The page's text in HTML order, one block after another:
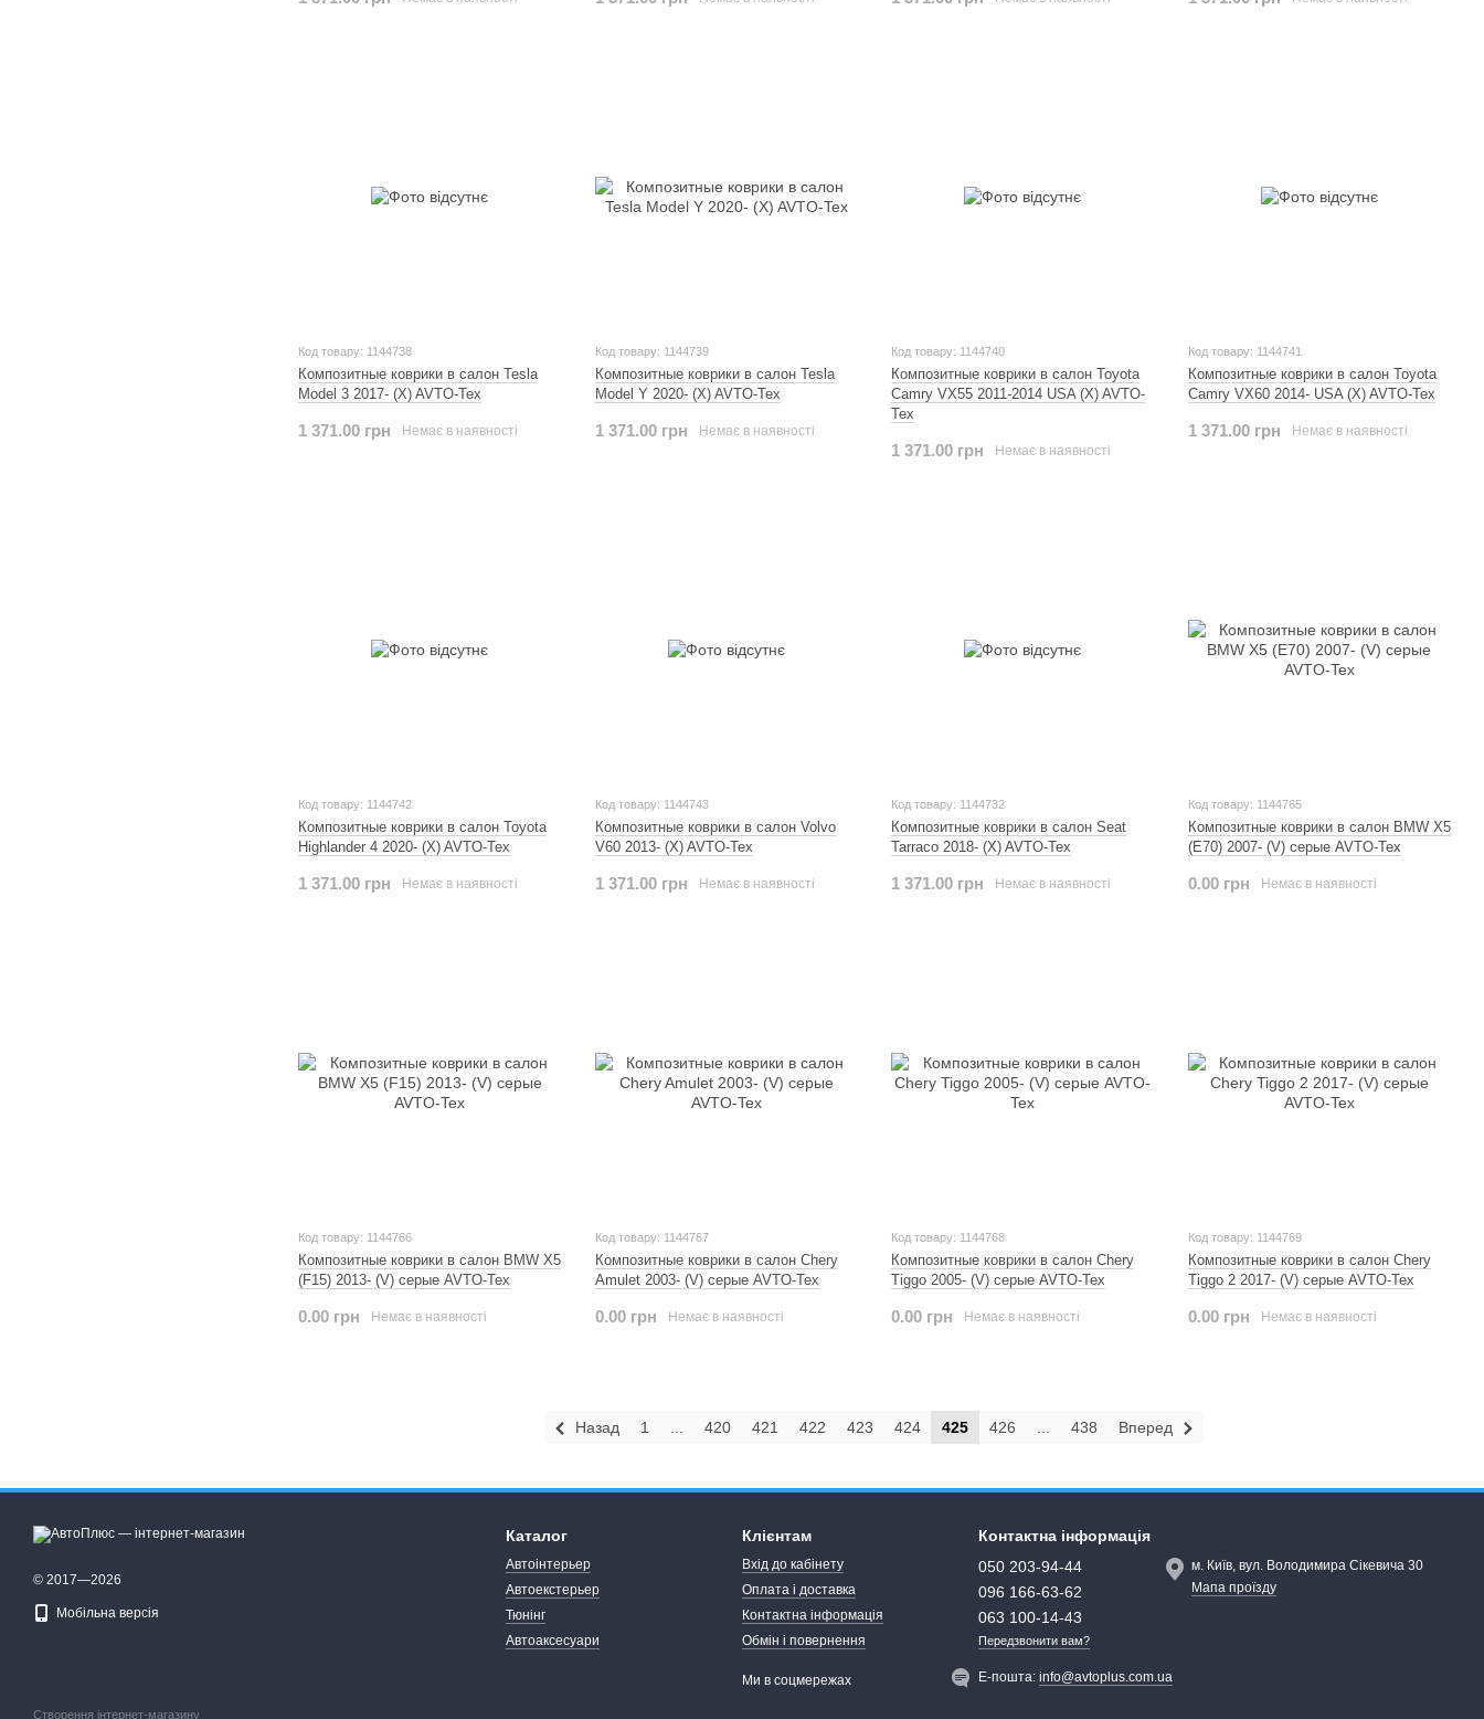
Код товару: 1144738
Композитные коврики в салон Tesla
Model 3 2017- (X) AVTO-Tex
1 371.00 грн Немає в наявності
Код товару: 1144739
Композитные коврики в салон Tesla
Model Y 2020- (X) AVTO-Tex
1 371.00 грн Немає в наявності
Код товару: 1144740
Композитные коврики в салон Toyota
Camry VX55 2011-2014 USA (X) AVTO-
Tex
1 371.00 грн Немає в наявності
Код товару: 1144741
Композитные коврики в салон Toyota
Camry VX60 2014- USA (X) AVTO-Tex
1 371.00 грн Немає в наявності
Код товару: 1144742
Композитные коврики в салон Toyota
Highlander 4 2020- (X) AVTO-Tex
1 371.00 грн Немає в наявності
Код товару: 1144743
Композитные коврики в салон Volvo
V60 2013- (X) AVTO-Tex
1 371.00 грн Немає в наявності
Код товару: 1144732
Композитные коврики в салон Seat
Tarraco 2018- (X) AVTO-Tex
1 371.00 грн Немає в наявності
Код товару: 1144765
Композитные коврики в салон BMW X5
(E70) 2007- (V) серые AVTO-Tex
0.00 грн Немає в наявності
Код товару: 1144766
Композитные коврики в салон BMW X5
(F15) 2013- (V) серые AVTO-Tex
0.00 грн Немає в наявності
Код товару: 1144767
Композитные коврики в салон Chery
Amulet 2003- (V) серые AVTO-Tex
0.00 грн Немає в наявності
Код товару: 1144768
Композитные коврики в салон Chery
Tiggo 2005- (V) серые AVTO-Tex
0.00 грн Немає в наявності
Код товару: 1144769
Композитные коврики в салон Chery
Tiggo 2 2017- (V) серые AVTO-Tex
0.00 грн Немає в наявності
Назад 1 420 421 422 423 424 425 426 438 Вперед
© 2017—2026
Мобільна версія
Каталог
Автоінтерьер
Автоекстерьер
Тюнінг
Автоаксесуари
Клієнтам
Вхід до кабінету
Оплата і доставка
Контактна інформація
Обмін і повернення
Ми в соцмережах
Контактна інформація
050 203-94-44
096 166-63-62
063 100-14-43
Передзвонити вам?
м. Київ, вул. Володимира Сікевича 30
Мапа проїзду
Е-пошта:info@avtoplus.com.ua
Створення інтернет-магазину